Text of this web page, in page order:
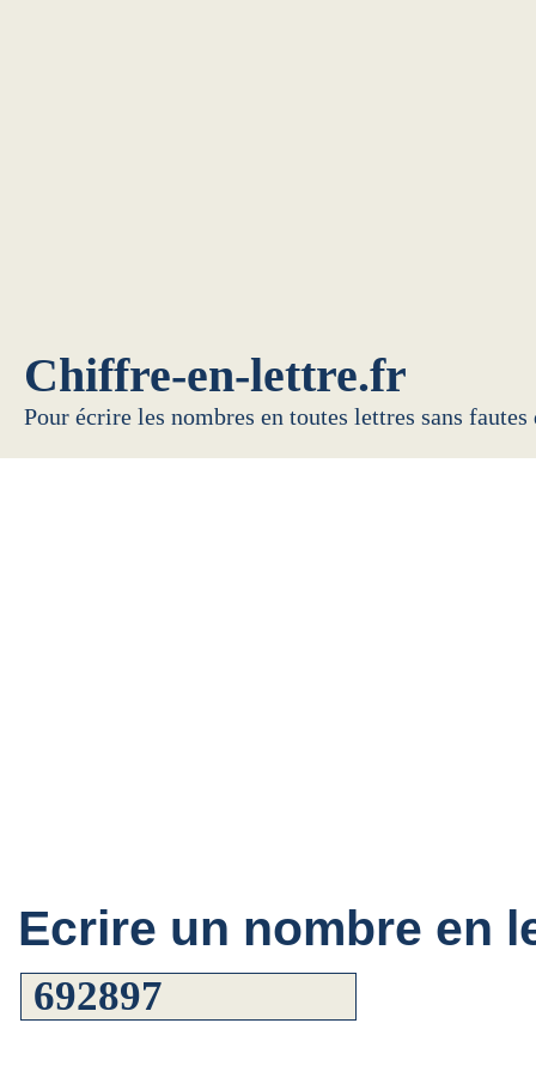
Chiffre-en-lettre.fr
Pour écrire les nombres en toutes lettres sans
Ecrire un nombre en